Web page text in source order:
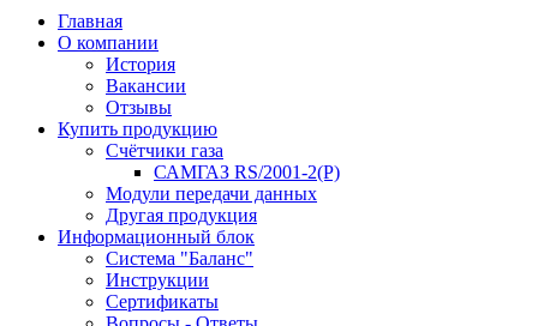
Главная
О компании
История
Вакансии
Отзывы
Купить продукцию
Счётчики газа
САМГАЗ RS/2001-2(Р)
Модули передачи данных
Другая продукция
Информационный блок
Система "Баланс"
Инструкции
Cертификаты